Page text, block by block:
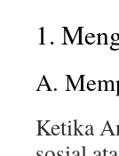
1.
A.
Ketika